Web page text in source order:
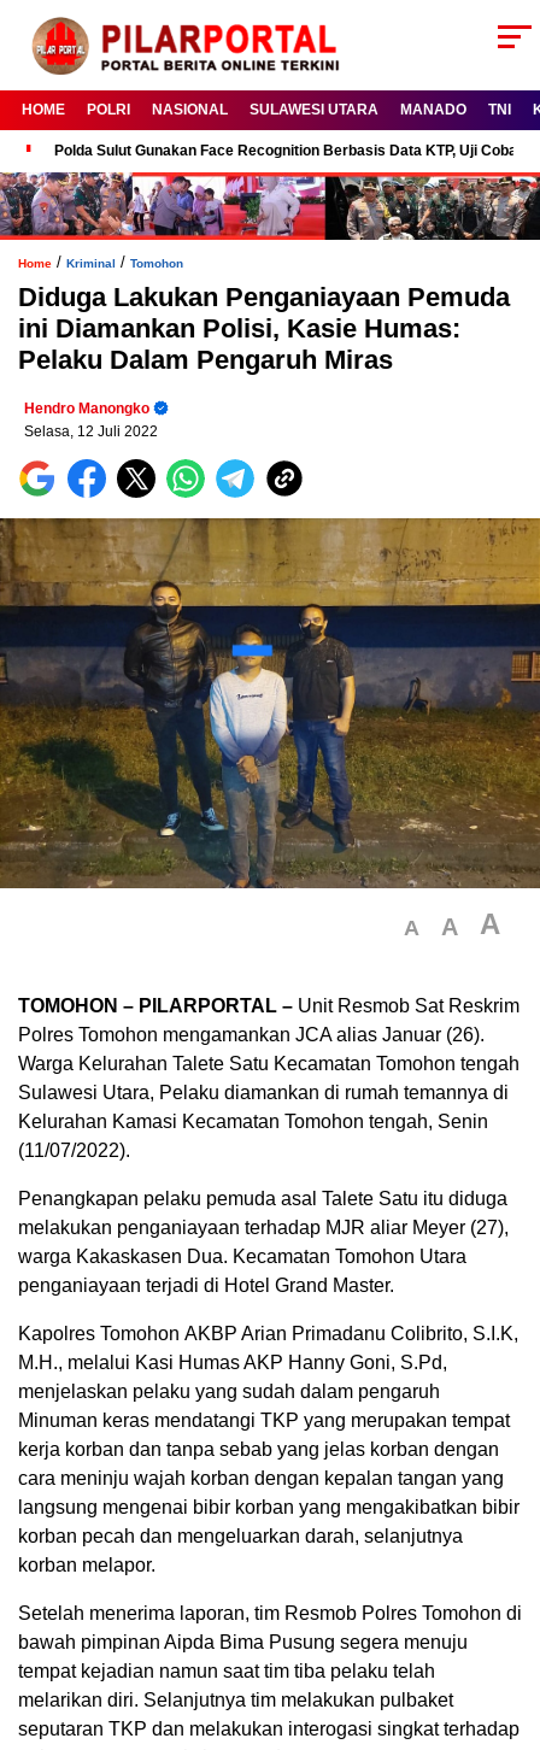
HOME POLRI NASIONAL SULAWESI UTARA MANADO TNI
Polda Sulut Gunakan Face Recognition Berbasis Data KTP, Uji Coba
Home / Kriminal / Tomohon
Diduga Lakukan Penganiayaan Pemuda
ini Diamankan Polisi, Kasie Humas:
Pelaku Dalam Pengaruh Miras
Hendro Manongko
Selasa, 12 Juli 2022
A A A
TOMOHON – PILARPORTAL – Unit Resmob Sat Reskrim
Polres Tomohon mengamankan JCA alias Januar (26).
Warga Kelurahan Talete Satu Kecamatan Tomohon tengah
Sulawesi Utara, Pelaku diamankan di rumah temannya di
Kelurahan Kamasi Kecamatan Tomohon tengah, Senin
(11/07/2022).
Penangkapan pelaku pemuda asal Talete Satu itu diduga
melakukan penganiayaan terhadap MJR aliar Meyer (27),
warga Kakaskasen Dua. Kecamatan Tomohon Utara
penganiayaan terjadi di Hotel Grand Master.
Kapolres Tomohon AKBP Arian Primadanu Colibrito, S.I.K,
M.H., melalui Kasi Humas AKP Hanny Goni, S.Pd,
menjelaskan pelaku yang sudah dalam pengaruh
Minuman keras mendatangi TKP yang merupakan tempat
kerja korban dan tanpa sebab yang jelas korban dengan
cara meninju wajah korban dengan kepalan tangan yang
langsung mengenai bibir korban yang mengakibatkan bibir
korban pecah dan mengeluarkan darah, selanjutnya
korban melapor.
Setelah menerima laporan, tim Resmob Polres Tomohon di
bawah pimpinan Aipda Bima Pusung segera menuju
tempat kejadian namun saat tim tiba pelaku telah
melarikan diri. Selanjutnya tim melakukan pulbaket
seputaran TKP dan melakukan interogasi singkat terhadap